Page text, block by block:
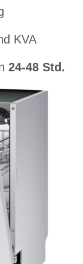
KVA
24-48 Std.